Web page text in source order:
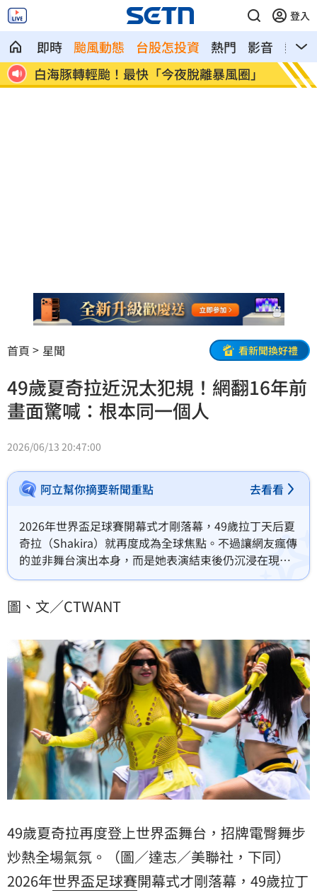
登入
即時 颱風動態 台股怎投資 熱門 影音
熱搜
」
獨／曝YT暫停更3週 南珉貞：不是因為
錢
李李
傻
首頁 星聞 看新聞換好禮
49歲夏奇拉近況太犯規！網翻16年前
畫面驚喊：根本同一個人
2026/06/13 20:47:00
阿立幫你摘要新聞重點 去看看
2026年世界盃足球賽開幕式才剛落幕，49歲拉丁天后夏
奇拉（Shakira）就再度成為全球焦點。不過讓網友瘋傳
的並非舞台演出本身，而是她表演結束後仍沉浸在現場
氣氛中，面對保全與工作人員多次示意離場，依舊跟著
對。
圖、文／CTWANT
49歲夏奇拉再度登上世界盃舞台，招牌電臀舞步
炒熱全場氣氛。（圖／達志／美聯社，下同）
2026年世界盃足球賽開幕式才剛落幕，49歲拉丁